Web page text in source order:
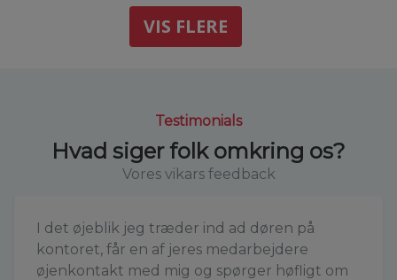
VIS FLERE
Testimonials
Hvad siger folk omkring os?
Vores vikars feedback
I det øjeblik jeg træder ind ad døren på
kontoret, får en af jeres medarbejdere
øjenkontakt med mig og spørger høfligt om